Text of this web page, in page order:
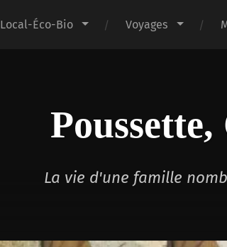
Local-Éco-Bio Voyages
Poussette,
La vie d'une famille